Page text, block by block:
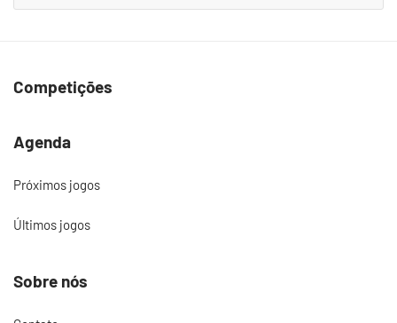
Competições
Agenda
Próximos jogos
Últimos jogos
Sobre nós